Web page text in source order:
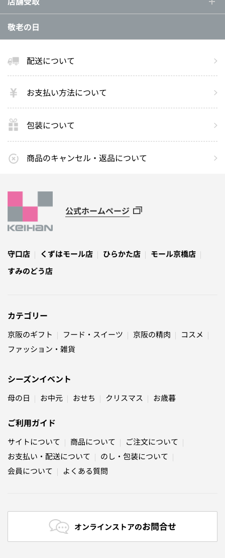
敬老の日
配送について
お支払い方法について
包装について
商品のキャンセル・返品について
公式ホームページ
守口店 くずはモール店 ひらかた店
モール京橋店
すみのどう店
カテゴリー
京阪のギフト フード・スイーツ 京阪の精肉
コスメ
ファッション・雑貨
シーズンイベント
母の日 お中元 おせち クリスマス お歳暮
ご利用ガイド
サイトについて 商品について
ご注文について
お支払い・配送について
のし・包装について
会員について
よくある質問
オンラインストアのお問合せ